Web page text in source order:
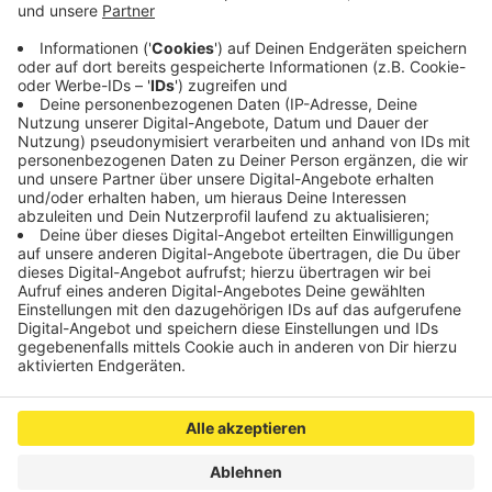
Regionalliga-Tabelle. Das nächste Spiel steht in
geht es auswärts zum SV Straelen. Anpfiff ist um
14 Uhr.
Veröffentlicht: Dienstag, 22.12.2020 16:00
Anzeige
Anzeige